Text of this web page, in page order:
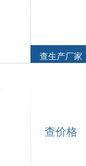
查生产厂家
查价格